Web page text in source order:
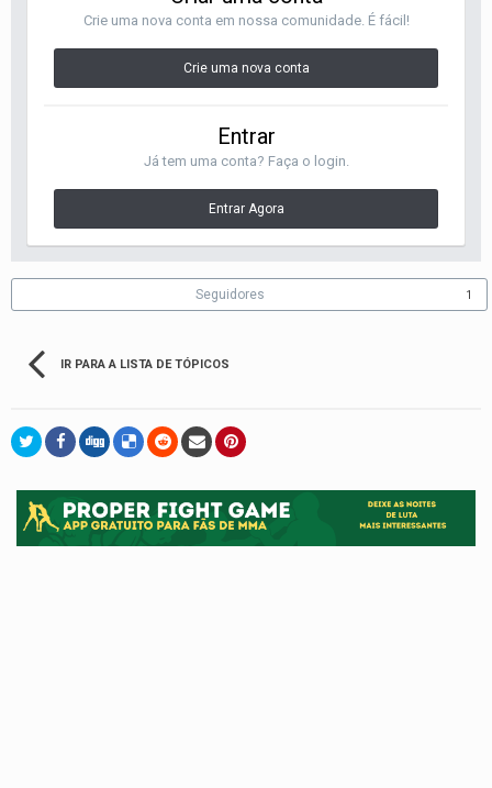
Crie uma nova conta em nossa comunidade. É fácil!
Crie uma nova conta
Entrar
Já tem uma conta? Faça o login.
Entrar Agora
Seguidores 1
IR PARA A LISTA DE TÓPICOS